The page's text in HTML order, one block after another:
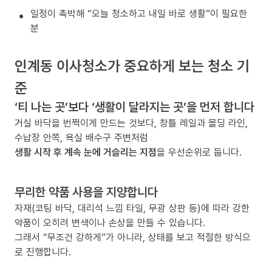
일정이 촉박해 “오늘 청소하고 내일 바로 생활”이 필요한
분
인계동 이사청소가 중요하게 보는 청소 기
준
‘티 나는 곳’보다 ‘생활이 달라지는 곳’을 먼저 합니다
거실 바닥을 번쩍이게 만드는 것보다, 창틀 레일과 몰딩 라인,
수납장 안쪽, 욕실 배수구 주변처럼
생활 시작 후 계속 눈에 거슬리는 지점을 우선순위로 둡니다.
무리한 약품 사용을 지양합니다
자재(코팅 바닥, 대리석 느낌 타일, 무광 상판 등)에 따라 강한
약품이 오히려 변색이나 손상을 만들 수 있습니다.
그래서 “무조건 강하게”가 아니라, 상태를 보고 적절한 방식으
로 진행합니다.